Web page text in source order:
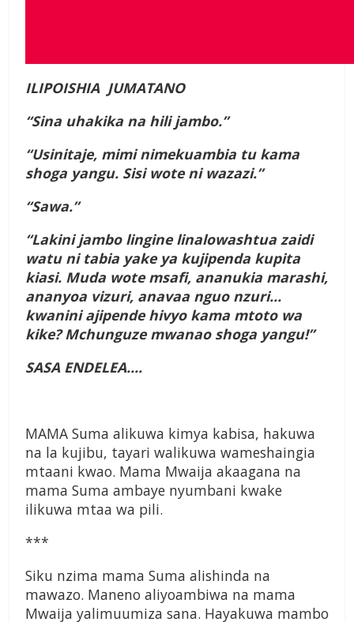
ILIPOISHIA JUMATANO
“Sina uhakika na hili jambo.”
“Usinitaje, mimi nimekuambia tu kama
shoga yangu. Sisi wote ni wazazi.”
“Sawa.”
“Lakini jambo lingine linalowashtua zaidi
watu ni tabia yake ya kujipenda kupita
kiasi. Muda wote msafi, ananukia marashi,
ananyoa vizuri, anavaa nguo nzuri…
kwanini ajipende hivyo kama mtoto wa
kike? Mchunguze mwanao shoga yangu!”
SASA ENDELEA….
MAMA Suma alikuwa kimya kabisa, hakuwa
na la kujibu, tayari walikuwa wameshaingia
mtaani kwao. Mama Mwaija akaagana na
mama Suma ambaye nyumbani kwake
ilikuwa mtaa wa pili.
***
Siku nzima mama Suma alishinda na
mawazo. Maneno aliyoambiwa na mama
Mwaija yalimuumiza sana. Hayakuwa mambo